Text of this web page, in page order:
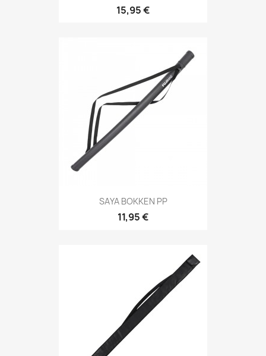
15,95 €
Aperçu rapide
SAYA BOKKEN PP
11,95 €